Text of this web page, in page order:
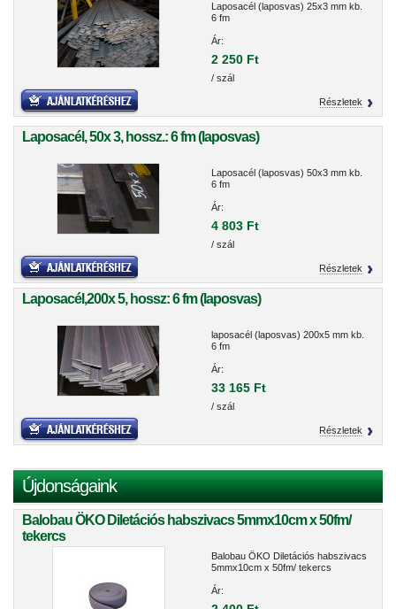
Laposacél (laposvas) 25x3 mm kb.
6 fm
Ár:
2 250 Ft
/ szál
Részletek
Laposacél, 50x 3, hossz.: 6 fm (laposvas)
Laposacél (laposvas) 50x3 mm kb.
6 fm
Ár:
4 803 Ft
/ szál
Részletek
Laposacél,200x 5, hossz: 6 fm (laposvas)
laposacél (laposvas) 200x5 mm kb.
6 fm
Ár:
33 165 Ft
/ szál
Részletek
Újdonságaink
Balobau ÖKO Diletációs habszivacs 5mmx10cm x 50fm/
tekercs
Balobau ÖKO Diletációs habszivacs
5mmx10cm x 50fm/ tekercs
Ár: